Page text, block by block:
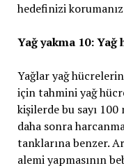
hedefinizi
Yağ yakma 10:
Yağlar yağ
için tahmini yağ
kişilerde bu sayı
daha sonra
tanklarına benzer.
alemi yapmasının